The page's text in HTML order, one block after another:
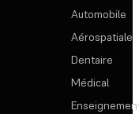
Automobile
Aérospatiale
Dentaire
Médical